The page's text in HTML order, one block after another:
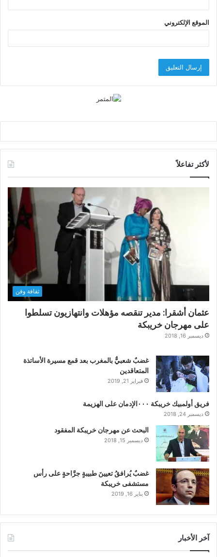
الموقع الإلكتروني
لأكثر تفاعلاً
ثقافة وفن
عثمان أشقرا: مدير تنقصه مؤهلات وانتهازيون تسلطوا
على مهرجان خريبكة
ديسمبر 16, 2018
غضبٌ شعبيٌّ بالمغرب بعد قمع مسيرة الأساتذة
المتعاقدين
فبراير 21, 2019
فريق أولمبيك خريبكة ٠٠٠الإدمان على الهزيمة
ديسمبر 24, 2018
البحث عن مهرجان خريبكة المفقود
ديسمبر 15, 2018
غضبٌ يُرافقُ تعيينَ طبيبةٍ جرَّاحةٍ على رأس
مستشفى خريبكة
يناير 16, 2019
آخر الأخبار